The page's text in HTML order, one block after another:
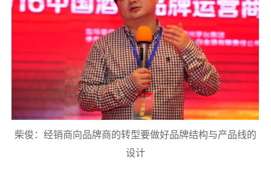
柴俊：经销商向品牌商的转型要做好品牌结构与产品线的
设计